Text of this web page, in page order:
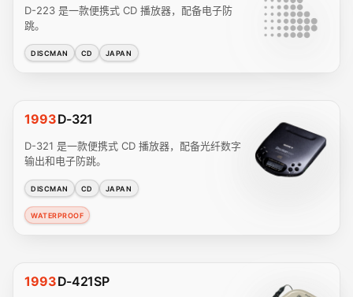
D-223 是一款便携式 CD 播放器，配备电子防
跳。
DISCMAN CD JAPAN
1993D-321
D-321 是一款便携式 CD 播放器，配备光纤数字
输出和电子防跳。
DISCMAN CD JAPAN
WATERPROOF
1993D-421SP